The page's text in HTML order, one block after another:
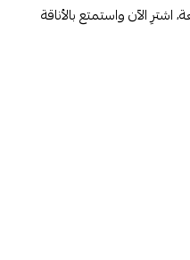
اشترِ الآن واستمتع بالأناقة